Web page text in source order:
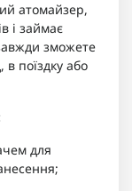
атомайзер,
і займає
зможете
поїздку або
для